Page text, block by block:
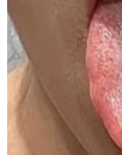
Search
for: